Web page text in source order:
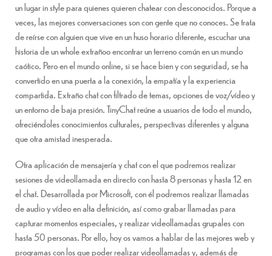
un lugar in style para quienes quieren chatear con desconocidos. Porque a
veces, las mejores conversaciones son con gente que no conoces. Se trata
de reírse con alguien que vive en un huso horario diferente, escuchar una
historia de un whole extrañoo encontrar un terreno común en un mundo
caótico. Pero en el mundo online, si se hace bien y con seguridad, se ha
convertido en una puerta a la conexión, la empatía y la experiencia
compartida. Extraño chat con filtrado de temas, opciones de voz/vídeo y
un entorno de baja presión. TinyChat reúne a usuarios de todo el mundo,
ofreciéndoles conocimientos culturales, perspectivas diferentes y alguna
que otra amistad inesperada.
Otra aplicación de mensajería y chat con el que podremos realizar
sesiones de videollamada en directo con hasta 8 personas y hasta 12 en
el chat. Desarrollada por Microsoft, con él podremos realizar llamadas
de audio y vídeo en alta definición, así como grabar llamadas para
capturar momentos especiales, y realizar videollamadas grupales con
hasta 50 personas. Por ello, hoy os vamos a hablar de las mejores web y
programas con los que poder realizar videollamadas y, además de